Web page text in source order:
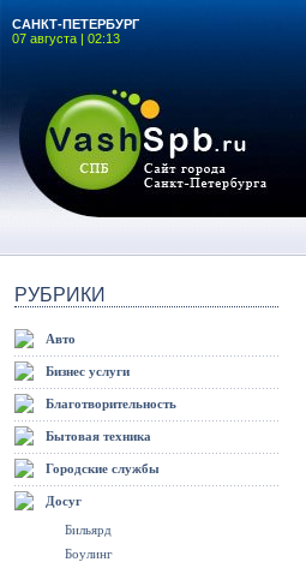
САНКТ-ПЕТЕРБУРГ
07 августа | 02:13
РУБРИКИ
Авто
Бизнес услуги
Благотворительность
Бытовая техника
Городские службы
Досуг
Бильярд
Боулинг